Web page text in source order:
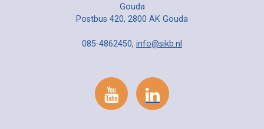
Gouda
Postbus 420, 2800 AK Gouda
085-4862450, info@sikb.nl